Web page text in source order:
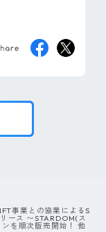
事業との協業によるS
ース 〜STARDOM(ス
を順次販売開始！ 他